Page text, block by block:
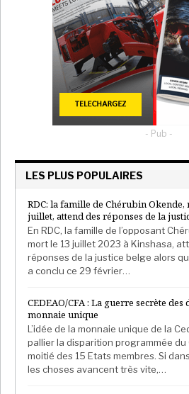
- Pub -
LES PLUS POPULAIRES
RDC: la famille de Chérubin
juillet, attend des réponses de la
En RDC, la famille de l’opposant
mort le 13 juillet 2023 à Kinshasa,
réponses de la justice belge alors
a conclu ce 29 février…
CEDEAO/CFA : La guerre secrète
monnaie unique
L’idée de la monnaie unique de la
pallier la disparition programmée du
moitié des 15 Etats membres. Si
les choses avancent très vite,…